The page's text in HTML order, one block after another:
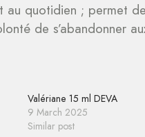
quotidien ; permet
de s’abandonner
Valériane 15 ml DEVA
9 March 2025
Similar post